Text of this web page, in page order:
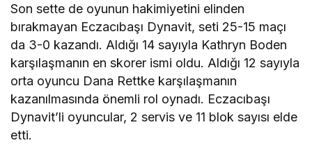
Son sette de oyunun hakimiyetini elinden
bırakmayan Eczacıbaşı Dynavit, seti 25-15 maçı
da 3-0 kazandı. Aldığı 14 sayıyla Kathryn Boden
karşılaşmanın en skorer ismi oldu. Aldığı 12 sayıyla
orta oyuncu Dana Rettke karşılaşmanın
kazanılmasında önemli rol oynadı. Eczacıbaşı
Dynavit’li oyuncular, 2 servis ve 11 blok sayısı elde
etti.